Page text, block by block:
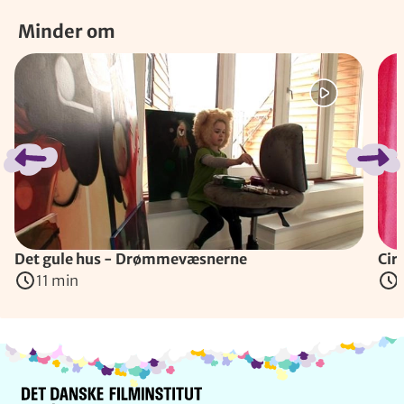
Minder om
Spring bånd over
Det gule hus - Drømmevæsnerne
11 min
Info og kontakt